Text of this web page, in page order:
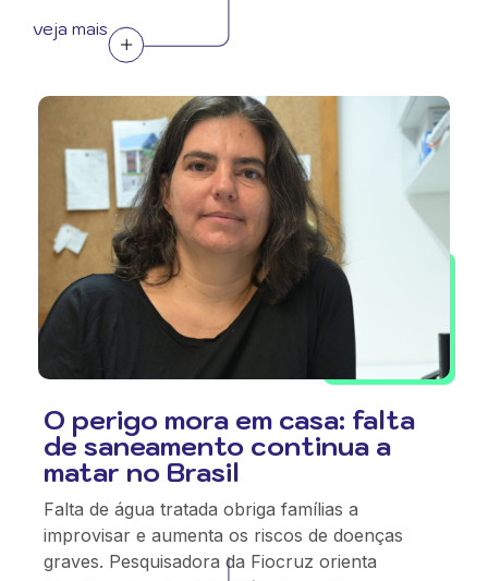
veja mais
O perigo mora em casa: falta
de saneamento continua a
matar no Brasil
Falta de água tratada obriga famílias a
improvisar e aumenta os riscos de doenças
graves. Pesquisadora da Fiocruz orienta